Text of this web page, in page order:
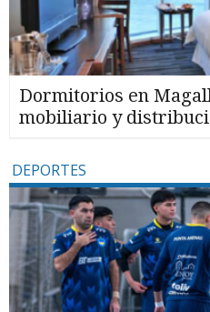
Dormitorios en
mobiliario y
DEPORTES